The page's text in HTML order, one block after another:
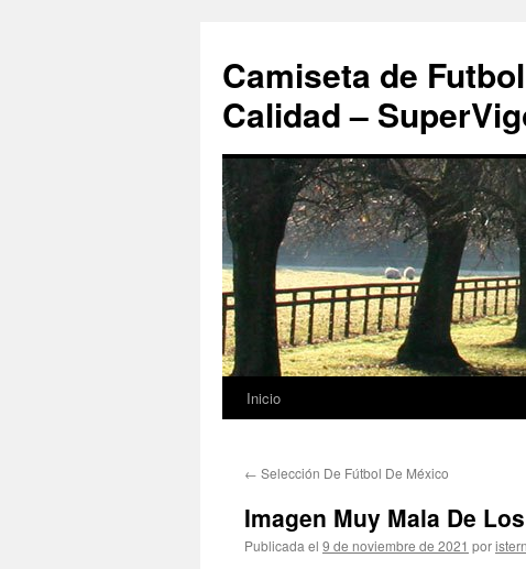
Camiseta de
Calidad –
Saltar
contenido
Inicio
← Selección De Fútbol De México
Imagen Muy Mala De
Publicada el 9 de noviembre de 2021 poristern